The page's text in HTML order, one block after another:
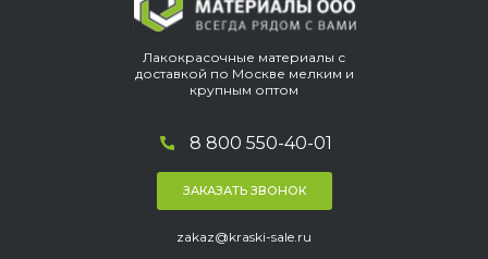
Лакокрасочные материалы с
доставкой по Москве мелким и
крупным оптом
8 800 550-40-01
ЗАКАЗАТЬ ЗВОНОК
zakaz@kraski-sale.ru